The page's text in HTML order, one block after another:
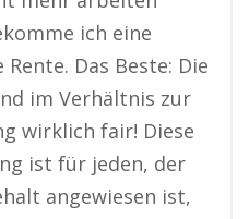
ich eine
Das Beste: Die
im Verhältnis zur
wirklich fair! Diese
ist für jeden, der
angewiesen ist,